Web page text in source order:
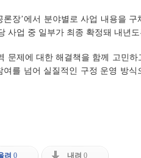
장’에서 분야별로 사업 내용을
사업 중 일부가 최종 확정돼 내년
문제에 대한 해결책을 함께 고민
를 넘어 실질적인 구정 운영 방식
려 0 내려 0